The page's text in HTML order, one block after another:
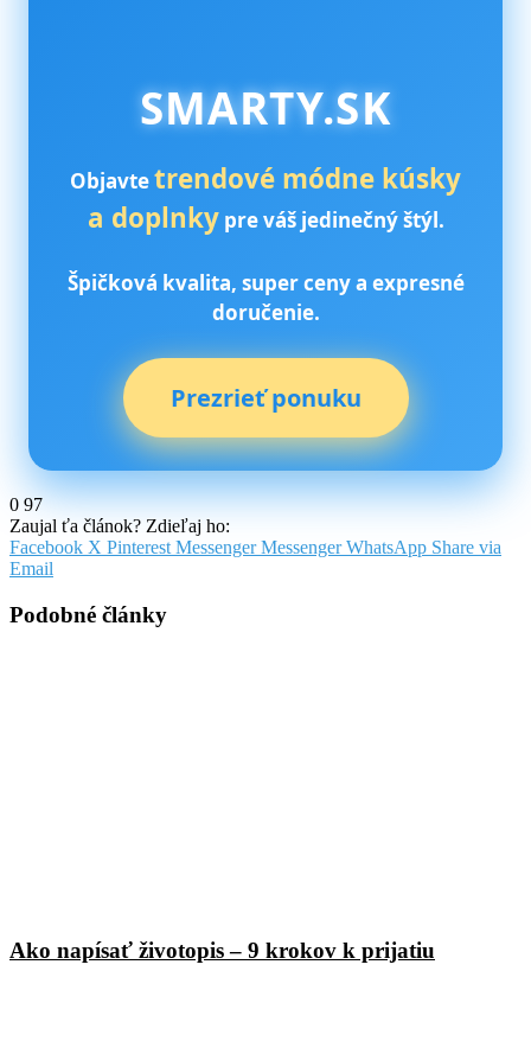
SMARTY.SK
Objavtetrendové módne kúsky
a doplnkypre váš jedinečný štýl.
Špičková kvalita, super ceny a expresné
doručenie.
Prezrieť ponuku
0 97
Zaujal ťa článok? Zdieľaj ho:
Facebook X Pinterest Messenger Messenger WhatsApp Share via
Email
Podobné články
Ako napísať životopis – 9 krokov k prijatiu